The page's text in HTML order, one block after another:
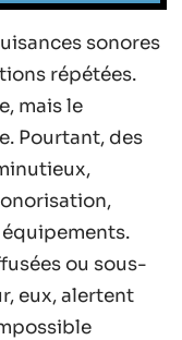
sonores
répétées.
mais le
Pourtant, des
ou sous-
eux, alertent